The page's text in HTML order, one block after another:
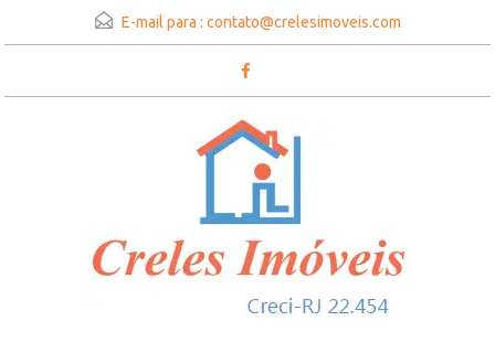
E-mail para : contato@crelesimoveis.com